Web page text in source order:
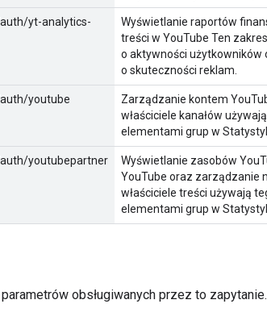
yt-analytics-
Wyświetlanie raportów
treści w YouTube Ten
o aktywności użytkowników
o skuteczności reklam.
youtube
Zarządzanie kontem
właściciele kanałów
elementami grup w
youtubepartner
Wyświetlanie zasobów
YouTube oraz zarządzanie
właściciele treści używają
elementami grup w
obsługiwanych przez to